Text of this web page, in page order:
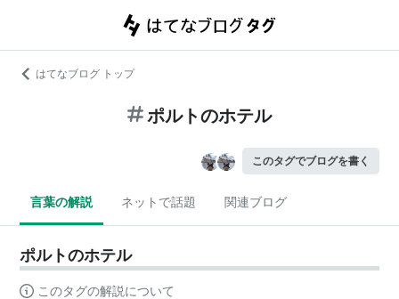
はてなブログ トップ
ポルトのホテル
このタグでブログを書く
言葉の解説 ネットで話題 関連ブログ
ポルトのホテル
このタグの解説について